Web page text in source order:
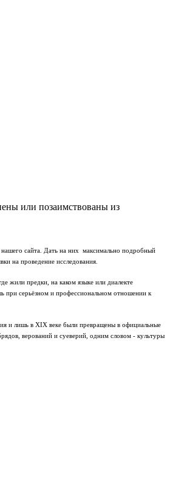
или позаимствованы из
сайта. Дать на них максимально подробный
на проведение исследования.
жили предки, на каком языке или диалекте
при серьёзном и профессиональном отношении к
и лишь в XIX веке были превращены в официальные
верований и суеверий, одним словом - культуры